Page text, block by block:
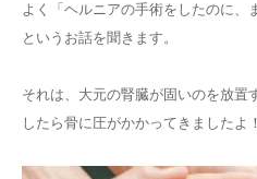
よく「ヘルニアの手術をしたのに、
というお話を聞きます。
それは、大元の腎臓が固いのを放置
したら骨に圧がかかってきましたよ